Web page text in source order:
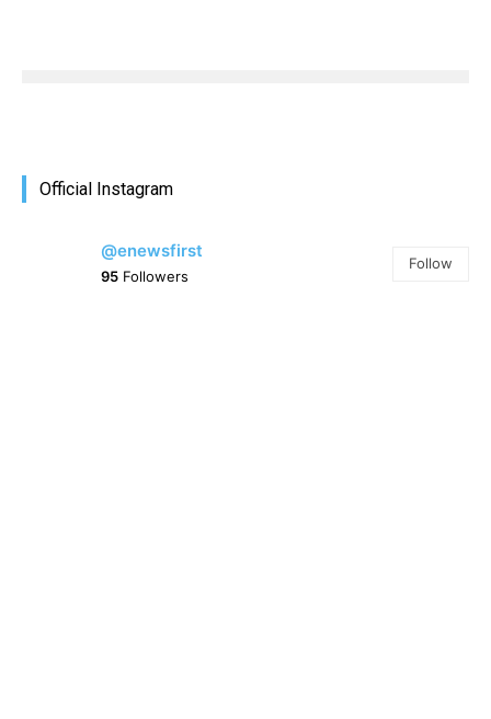
Official Instagram
@enewsfirst
95 Followers
Follow